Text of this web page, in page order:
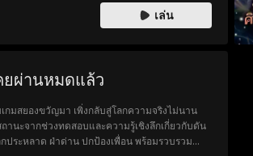
เล่น
ยผ่านหมดแล้ว
มสยองขวัญมา เพิ่งกลับสู่โลกความจริงไม่นาน
านะจากช่วงทดสอบและความรู้เชิงลึกเกี่ยวกับดัน
ประหลาด ฝ่าด่าน ปกป้องเพื่อน พร้อมรวบรวม